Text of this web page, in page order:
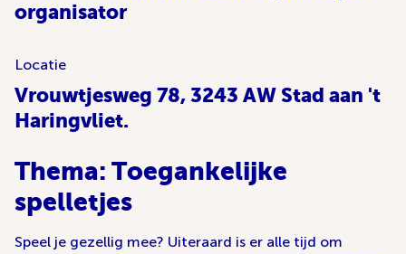
organisator
Locatie
Vrouwtjesweg 78, 3243 AW Stad aan 't
Haringvliet.
Thema: Toegankelijke
spelletjes
Speel je gezellig mee? Uiteraard is er alle tijd om